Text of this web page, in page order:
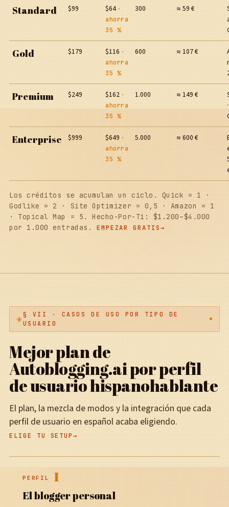
Standard $99 $64 ·
ahorra
35 %
300 ≈ 59 €
Gold $179 $116 ·
ahorra
35 %
600 ≈ 107 €
Premium $249 $162 ·
ahorra
35 %
1.000 ≈ 149 €
Enterprise $999 $649 ·
ahorra
35 %
5.000 ≈ 600 €
Los créditos se acumulan un ciclo. Quick = 1 ·
Godlike = 2 · Site Optimizer = 0,5 · Amazon = 1
· Topical Map = 5. Hecho-Por-Ti: $1.200–$4.000
por 1.000 entradas. EMPEZAR GRATIS
§ VII · CASOS DE USO POR TIPO DE
USUARIO
Mejor plan de
Autoblogging.ai por perfil
de usuario hispanohablante
El plan, la mezcla de modos y la integración que cada
perfil de usuario en español acaba eligiendo.
ELIGE TU SETUP
PERFIL I
El blogger personal